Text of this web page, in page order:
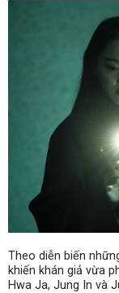
Theo diễn biến
khiến khán giả vừa
Hwa Ja, Jung In và